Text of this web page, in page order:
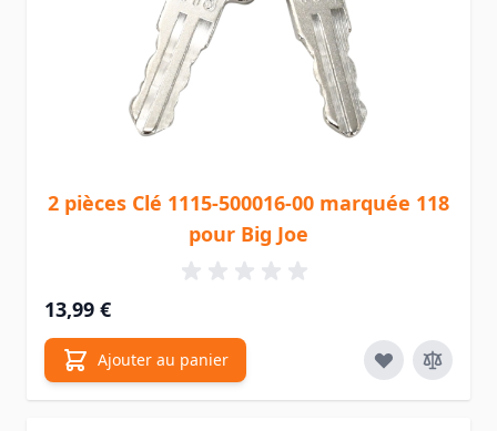
2 pièces Clé 1115-500016-00 marquée 118
pour Big Joe
13,99 €
Ajouter au panier